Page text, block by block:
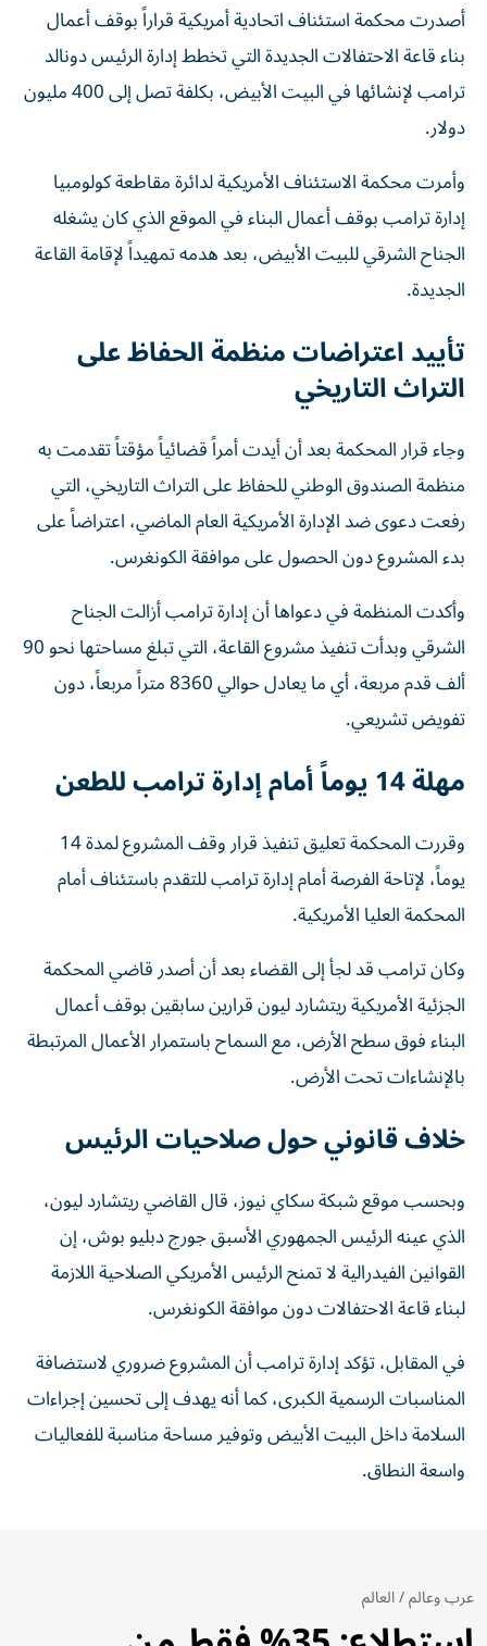
أصدرت محكمة استئناف اتحادية أمريكية قراراً بوقف أعمال
بناء قاعة الاحتفالات الجديدة التي تخطط إدارة الرئيس دونالد
ترامب لإنشائها في البيت الأبيض، بكلفة تصل إلى 400 مليون
دولار.
وأمرت محكمة الاستئناف الأمريكية لدائرة مقاطعة كولومبيا
إدارة ترامب بوقف أعمال البناء في الموقع الذي كان يشغله
الجناح الشرقي للبيت الأبيض، بعد هدمه تمهيداً لإقامة القاعة
الجديدة.
تأييد اعتراضات منظمة الحفاظ على
التراث التاريخي
وجاء قرار المحكمة بعد أن أيدت أمراً قضائياً مؤقتاً تقدمت به
منظمة الصندوق الوطني للحفاظ على التراث التاريخي، التي
رفعت دعوى ضد الإدارة الأمريكية العام الماضي، اعتراضاً على
بدء المشروع دون الحصول على موافقة الكونغرس.
وأكدت المنظمة في دعواها أن إدارة ترامب أزالت الجناح
الشرقي وبدأت تنفيذ مشروع القاعة، التي تبلغ مساحتها نحو 90
ألف قدم مربعة، أي ما يعادل حوالي 8360 متراً مربعاً، دون
تفويض تشريعي.
مهلة 14 يوماً أمام إدارة ترامب للطعن
وقررت المحكمة تعليق تنفيذ قرار وقف المشروع لمدة 14
يوماً، لإتاحة الفرصة أمام إدارة ترامب للتقدم باستئناف أمام
المحكمة العليا الأمريكية.
وكان ترامب قد لجأ إلى القضاء بعد أن أصدر قاضي المحكمة
الجزئية الأمريكية ريتشارد ليون قرارين سابقين بوقف أعمال
البناء فوق سطح الأرض، مع السماح باستمرار الأعمال المرتبطة
بالإنشاءات تحت الأرض.
خلاف قانوني حول صلاحيات الرئيس
وبحسب موقع شبكة سكاي نيوز، قال القاضي ريتشارد ليون،
الذي عينه الرئيس الجمهوري الأسبق جورج دبليو بوش، إن
القوانين الفيدرالية لا تمنح الرئيس الأمريكي الصلاحية اللازمة
لبناء قاعة الاحتفالات دون موافقة الكونغرس.
في المقابل، تؤكد إدارة ترامب أن المشروع ضروري لاستضافة
المناسبات الرسمية الكبرى، كما أنه يهدف إلى تحسين إجراءات
السلامة داخل البيت الأبيض وتوفير مساحة مناسبة للفعاليات
واسعة النطاق.
عرب وعالم/العالم